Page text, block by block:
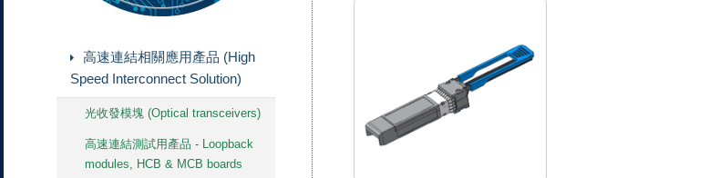
高速連結相關應用產品 (High
Speed Interconnect Solution)
光收發模塊 (Optical transceivers)
高速連結測試用產品 - Loopback
modules, HCB & MCB boards